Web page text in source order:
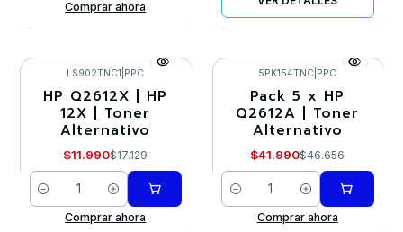
Comprar ahora
-30%
LS902TNC1 PPC
HP Q2612X | HP
12X | Toner
Alternativo
$11.990$17.129
Cantidad
Comprar ahora
-10%
5PK154TNC PPC
Pack 5 x HP
Q2612A | Toner
Alternativo
$41.990$46.656
Cantidad
Comprar ahora